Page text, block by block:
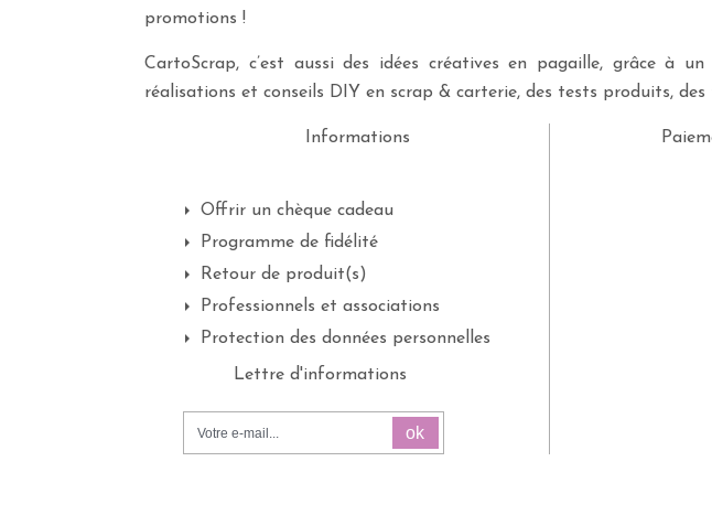
promotions !
CartoScrap, c’est aussi des idées créatives en pagaille, grâce à
réalisations et conseils DIY en scrap & carterie, des tests produits,
Informations
Offrir un chèque cadeau
Programme de fidélité
Retour de produit(s)
Professionnels et associations
Protection des données personnelles
Lettre d'informations
ok